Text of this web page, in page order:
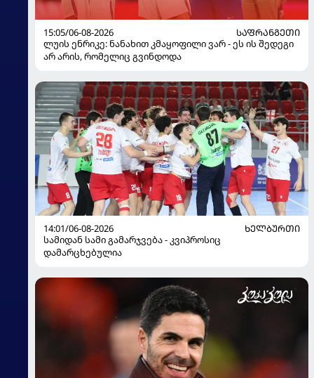
15:05/06-08-2026
ᲡᲐᲤᲠᲐᲜᲒᲔᲗᲘ
ლუის ენრიკე: ნანახით კმაყოფილი ვარ - ეს ის შედეგი
არ არის, რომელიც გვინდოდა
14:01/06-08-2026
ᲮᲔᲚᲑᲣᲠᲗᲘ
სამიდან სამი გამარჯვება - კვიპროსიც
დამარცხებულია